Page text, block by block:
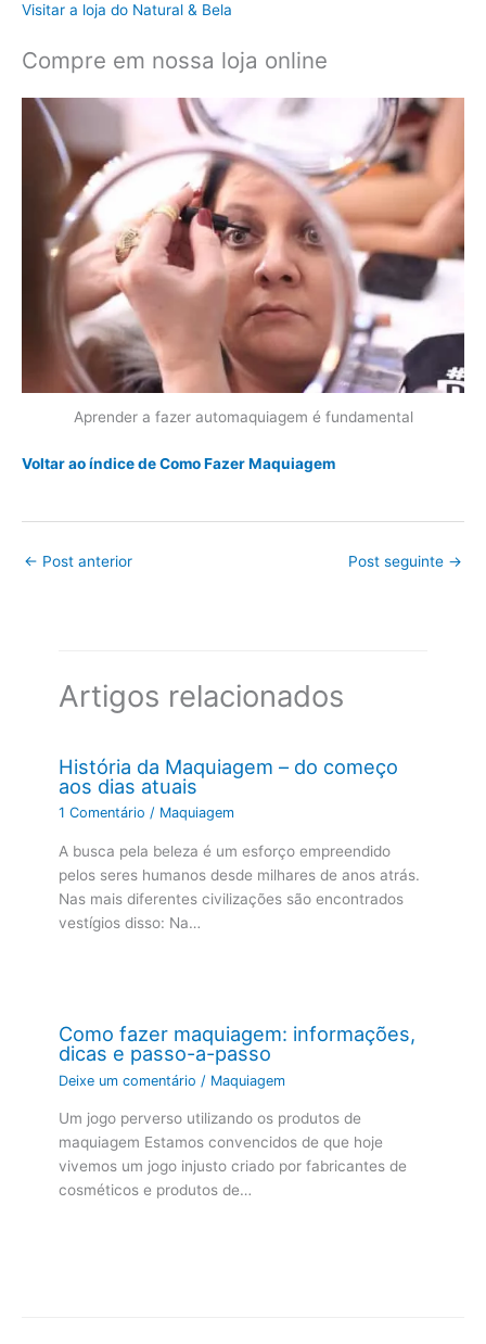
Visitar a loja do Natural & Bela
Compre em nossa loja online
Aprender a fazer automaquiagem é fundamental
Voltar ao índice de Como Fazer Maquiagem
← Post anterior Post seguinte →
Artigos relacionados
História da Maquiagem – do começo
aos dias atuais
1 Comentário / Maquiagem
A busca pela beleza é um esforço empreendido
pelos seres humanos desde milhares de anos atrás.
Nas mais diferentes civilizações são encontrados
vestígios disso: Na…
Como fazer maquiagem: informações,
dicas e passo-a-passo
Deixe um comentário / Maquiagem
Um jogo perverso utilizando os produtos de
maquiagem Estamos convencidos de que hoje
vivemos um jogo injusto criado por fabricantes de
cosméticos e produtos de…